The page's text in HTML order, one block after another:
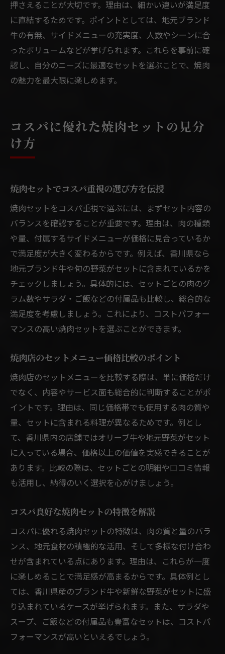
押さえることが大切です。理由は、細かい違いが満足度
に直結するためです。ポイントとしては、地元ブランド
牛の有無、サイドメニューの充実度、人数やシーンに合
ったボリュームなどが挙げられます。これらを事前に確
認し、自分のニーズに最適なセットを選ぶことで、焼肉
の魅力を最大限に楽しめます。
コスパに優れた焼肉セットの見分
け方
焼肉セットでコスパ重視の選び方を伝授
焼肉セットをコスパ重視で選ぶには、まずセット内容の
バランスを確認することが重要です。理由は、肉の種類
や量、付属するサイドメニューが価格に見合っているか
で満足度が大きく変わるからです。例えば、香川県なら
地元ブランド牛や旬の野菜がセットに含まれているかを
チェックしましょう。具体的には、セットごとの肉のグ
ラム数やサラダ・ご飯などの付属品も比較し、総合的な
満足度を考慮しましょう。これにより、コストパフォー
マンスの高い焼肉セットを選ぶことができます。
焼肉店のセットメニュー価格比較のポイント
焼肉店のセットメニューを比較する際は、単に価格だけ
でなく、内容やサービス面も総合的に判断することがポ
イントです。理由は、同じ価格帯でも使用する肉の質や
量、セットに含まれる料理が異なるためです。例とし
て、香川県内の店舗ではオリーブ牛や地元野菜がセット
に入っている場合、価格以上の価値を実感できることが
あります。比較の際は、セットごとの明細や口コミ情報
も活用し、納得のいく選択を心がけましょう。
コスパ良好な焼肉セットの特徴を解説
コスパに優れる焼肉セットの特徴は、肉の質と量のバラ
ンス、地元食材の積極的な活用、そして多様な付け合わ
せが含まれている点にあります。理由は、これらが一度
に楽しめることで満足感が高まるからです。具体例とし
ては、香川県産のブランド牛や新鮮な野菜がセットに盛
り込まれているケースが挙げられます。また、サラダや
スープ、ご飯などの付属品も豊富なセットは、コストパ
フォーマンスが高いといえるでしょう。